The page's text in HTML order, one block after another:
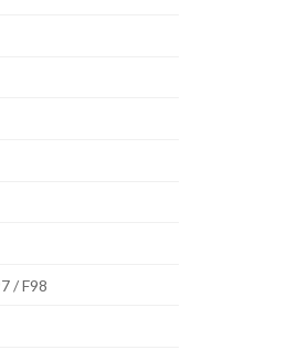
/ F98